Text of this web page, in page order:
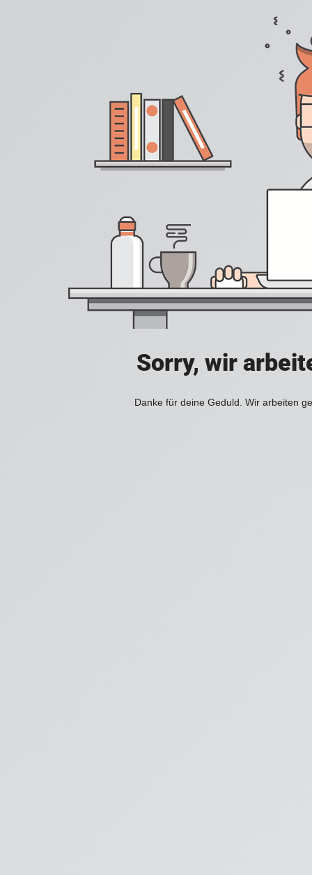
Sorry, wir
Danke für deine Geduld. Wir arbeiten